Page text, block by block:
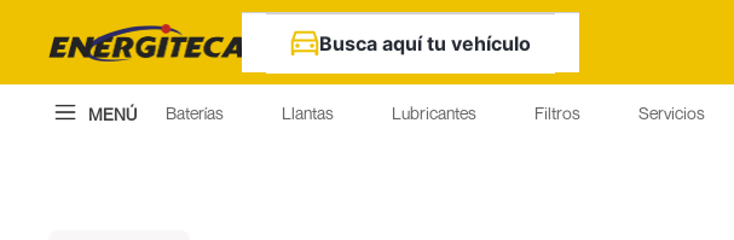
Busca aquí tu vehículo
MENÚ Baterías Llantas Lubricantes Filtros Servicios